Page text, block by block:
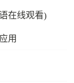
在线观看)
用